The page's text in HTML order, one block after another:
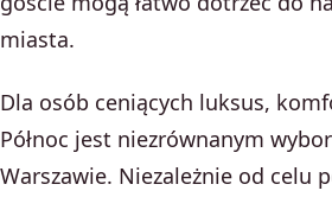
miasta.
Dla osób ceniących luksus,
Północ jest niezrównanym
Warszawie. Niezależnie od celu